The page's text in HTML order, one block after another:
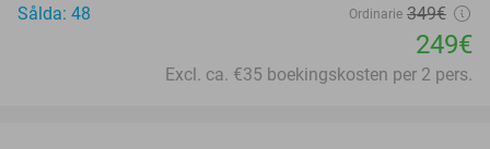
Sålda: 48 Ordinarie 349€
249€
Excl. ca. €35 boekingskosten per 2 pers.